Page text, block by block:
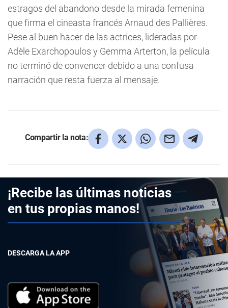
estragos del abandono desde la mirada femenina
que firma el cineasta francés Arnaud des Pallières.
Pese al buen hacer de las actrices, lideradas por
Adèle Exarchopoulos y Gemma Arterton, la película
no terminó de convencer debido a una confusa
narración que resta fuerza al mensaje.
Compartir la nota:
¡Recibe las últimas noticias
en tus propias manos!
DESCARGA LA APP